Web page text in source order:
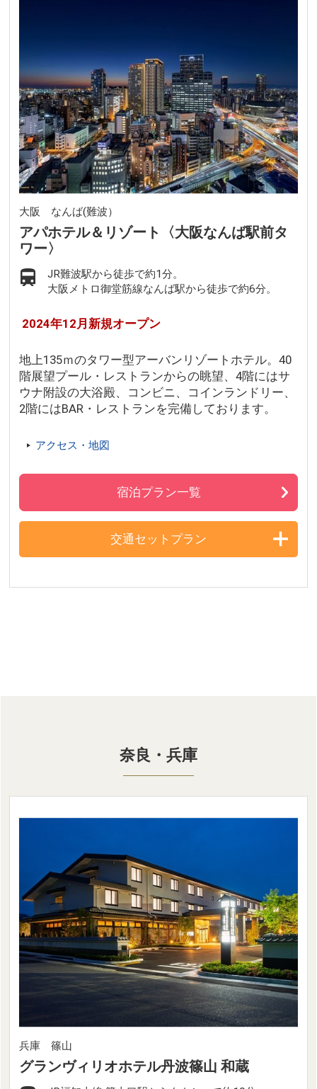
大阪 なんば(難波）
アパホテル＆リゾート〈大阪なんば駅前タ
ワー〉
JR難波駅から徒歩で約1分。
大阪メトロ御堂筋線なんば駅から徒歩で約6分。
2024年12月新規オープン
地上135ｍのタワー型アーバンリゾートホテル。40
階展望プール・レストランからの眺望、4階にはサ
ウナ附設の大浴殿、コンビニ、コインランドリー、
2階にはBAR・レストランを完備しております。
アクセス・地図
宿泊プラン一覧
交通セットプラン
奈良・兵庫
兵庫 篠山
グランヴィリオホテル丹波篠山 和蔵